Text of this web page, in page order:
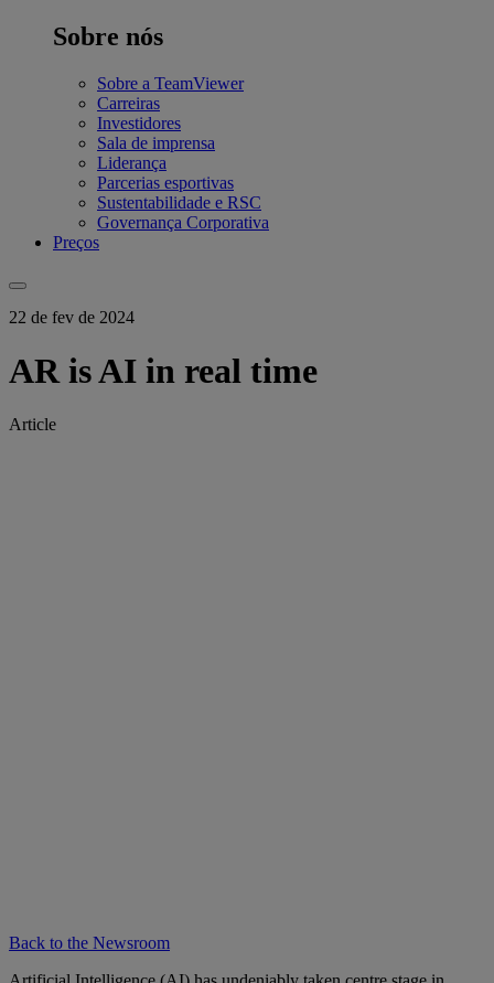
Sobre nós
Sobre a TeamViewer
Carreiras
Investidores
Sala de imprensa
Liderança
Parcerias esportivas
Sustentabilidade e RSC
Governança Corporativa
Preços
22 de fev de 2024
AR is AI in real time
Article
Back to the Newsroom